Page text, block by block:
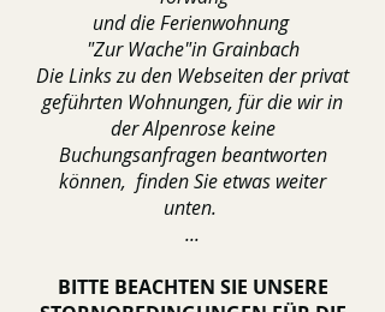
und die Ferienwohnung
"Zur Wache"in Grainbach
Die Links zu den Webseiten der privat
geführten Wohnungen, für die wir in
der Alpenrose keine
Buchungsanfragen beantworten
können, finden Sie etwas weiter
unten.
...
BITTE BEACHTEN SIE UNSERE